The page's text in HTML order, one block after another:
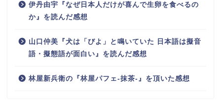
伊丹由宇『なぜ日本人だけが喜んで生卵を食べるの
か』を読んだ感想
山口仲美『犬は「びよ」と鳴いていた 日本語は擬音
語・擬態語が面白い』を読んだ感想
林屋新兵衛の『林屋パフェ-抹茶-』を頂いた感想